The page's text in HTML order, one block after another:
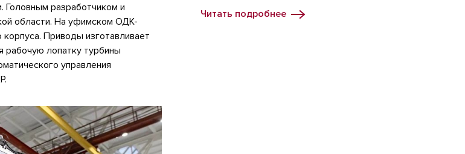
Головным разработчиком и
области. На уфимском ОДК-
Приводы изготавливает
рабочую лопатку турбины
управления
Читать подробнее